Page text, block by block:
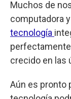
Muchos de
computadora
tecnología
crecido en las
Aún es pronto